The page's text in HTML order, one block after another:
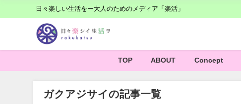
日々楽しい生活をー大人のためのメディア「楽活」
TOP ABOUT Concept
ガクアジサイの記事一覧